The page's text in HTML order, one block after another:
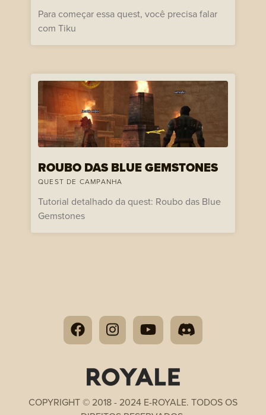
Para começar essa quest, você precisa falar
com Tiku
ROUBO DAS BLUE GEMSTONES
QUEST DE CAMPANHA
Tutorial detalhado da quest: Roubo das Blue
Gemstones
COPYRIGHT © 2018 - 2024 E-ROYALE. TODOS OS